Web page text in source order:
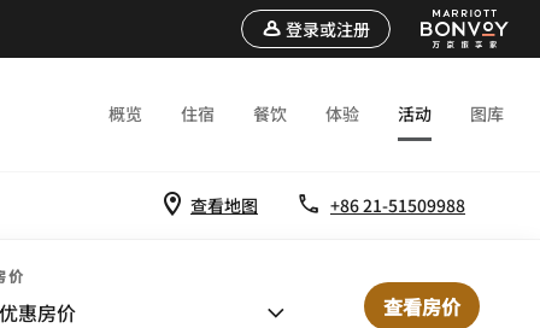
登录或注册
概览 住宿 餐饮 体验 活动 图库
查看地图 +86 21-51509988
价
惠房价 查看房价